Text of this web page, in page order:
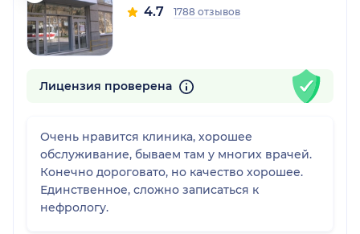
4.7 1788 отзывов
Лицензия проверена
Очень нравится клиника, хорошее
обслуживание, бываем там у многих врачей.
Конечно дороговато, но качество хорошее.
Единственное, сложно записаться к
нефрологу.